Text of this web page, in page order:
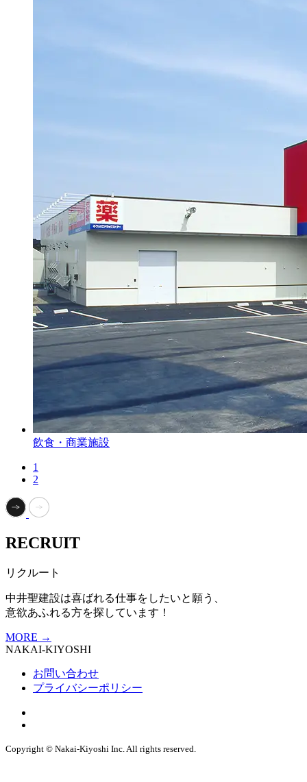
飲食・商業施設
1
2
RECRUIT
リクルート
中井聖建設は喜ばれる仕事をしたいと願う、
意欲あふれる方を探しています！
MORE →
NAKAI-KIYOSHI
お問い合わせ
プライバシーポリシー
Copyright © Nakai-Kiyoshi Inc. All rights reserved.